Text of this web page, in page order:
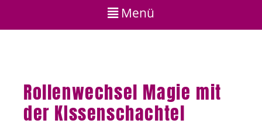
Rollenwechsel Magie mit
der KIssenschachtel